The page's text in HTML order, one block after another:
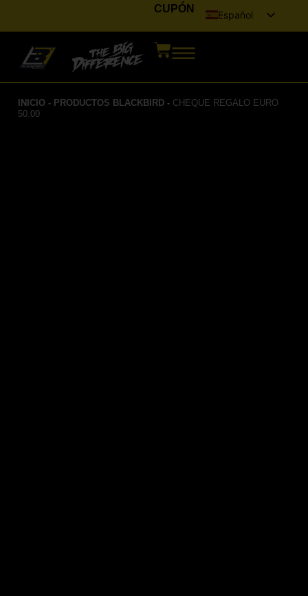
CUPÓN
Español
Français
Deutsch
INICIO - PRODUCTOS BLACKBIRD - CHEQUE REGALO EURO
50.00